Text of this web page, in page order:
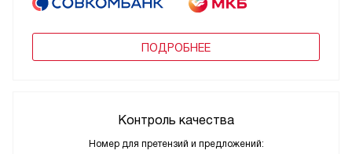
ПОДРОБНЕЕ
Контроль качества
Номер для претензий и предложений: